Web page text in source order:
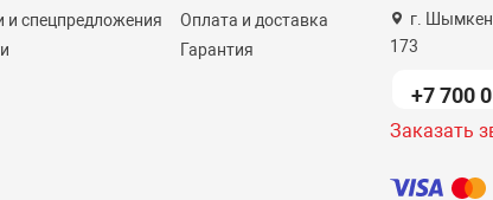
и спецпредложения
Оплата и доставка
Гарантия
г.
173
+7 700
Заказать